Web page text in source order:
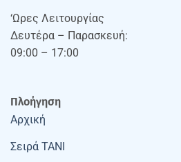
‘Ωρες Λειτουργίας
Δευτέρα – Παρασκευή:
09:00 – 17:00
Πλοήγηση
Αρχική
Σειρά TANI